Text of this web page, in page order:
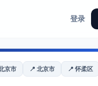
登录
京市 📍 北京市 📍 怀柔区